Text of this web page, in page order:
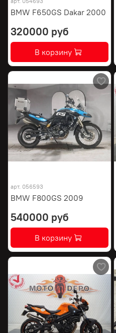
BMW F650GS Dakar 2000
320000 руб
В корзину
арт. 056593
BMW F800GS 2009
540000 руб
В корзину